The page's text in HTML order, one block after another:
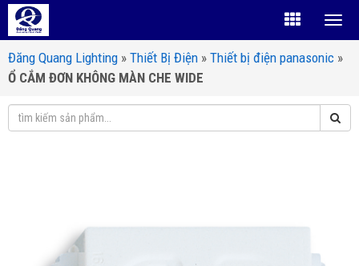
Đăng Quang Lighting » Thiết Bị Điện » Thiết bị điện panasonic »
Ổ CẮM ĐƠN KHÔNG MÀN CHE WIDE